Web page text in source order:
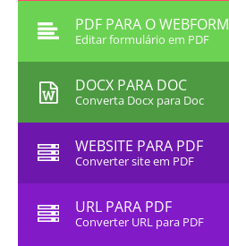
PDF PARA O WEBFORM
Editar formulário em PDF
DOCX PARA DOC
Converta Docx para Doc
WEBSITE PARA PDF
Converter site em PDF
URL PARA PDF
Converter URL para PDF